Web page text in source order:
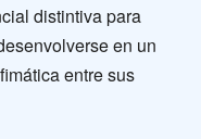
distintiva para
en un
entre sus